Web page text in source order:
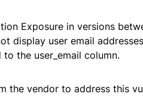
Exposure in versions
display user email
the user_email column.
the vendor to address this